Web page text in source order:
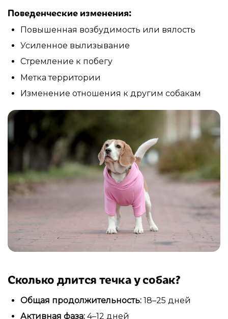
Поведенческие изменения:
Повышенная возбудимость или вялость
Усиленное вылизывание
Стремление к побегу
Метка территории
Изменение отношения к другим собакам
Сколько длится течка у собак?
Общая продолжительность: 18–25 дней
Активная фаза: 4–12 дней